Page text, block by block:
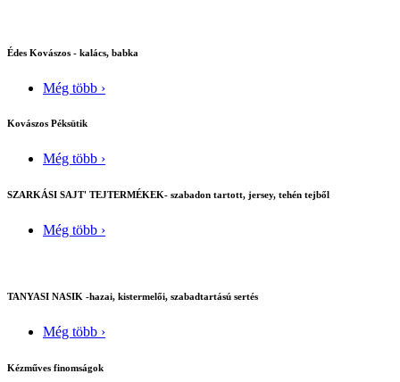
Édes Kovászos - kalács, babka
Még több ›
Kovászos Péksütik
Még több ›
SZARKÁSI SAJT' TEJTERMÉKEK- szabadon tartott, jersey, tehén tejből
Még több ›
TANYASI NASIK -hazai, kistermelői, szabadtartású sertés
Még több ›
Kézműves finomságok